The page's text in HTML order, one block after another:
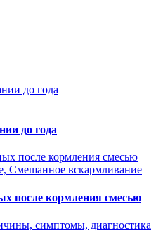
до года
Смешанное вскармливание
после кормления смесью